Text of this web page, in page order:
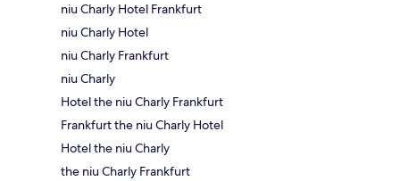
niu Charly Hotel Frankfurt
niu Charly Hotel
niu Charly Frankfurt
niu Charly
Hotel the niu Charly Frankfurt
Frankfurt the niu Charly Hotel
Hotel the niu Charly
the niu Charly Frankfurt